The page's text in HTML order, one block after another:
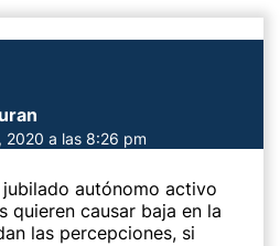
2020 a las 8:26 pm
autónomo activo
quieren causar baja en la
las percepciones, si